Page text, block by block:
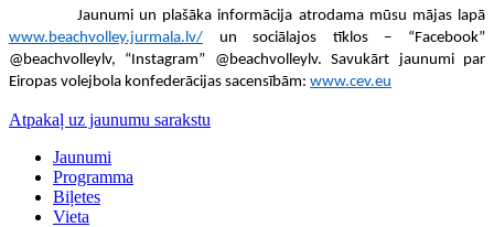
Jaunumi un plašāka informācija atrodama mūsu mājas lapā
www.beachvolley.jurmala.lv/ un sociālajos tīklos – “Facebook”
@beachvolleylv, “Instagram” @beachvolleylv. Savukārt jaunumi par
Eiropas volejbola konfederācijas sacensībām: www.cev.eu
Atpakaļ uz jaunumu sarakstu
Jaunumi
Programma
Biļetes
Vieta